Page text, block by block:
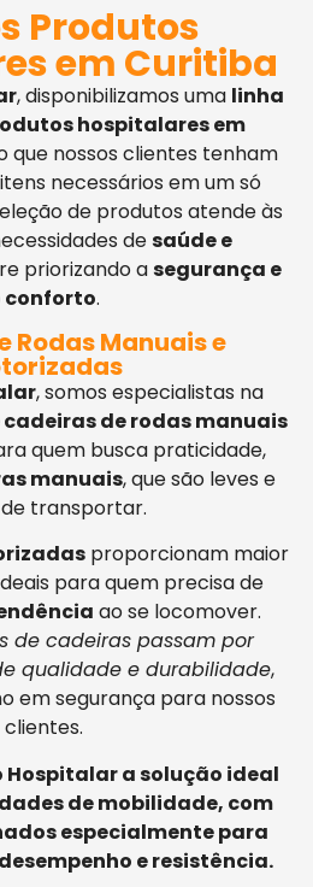
Produtos
em Curitiba
, disponibilizamos uma linha
hospitalares em
que nossos clientes tenham
necessários em um só
de produtos atende às
desaúde e
priorizando asegurança e
conforto.
Rodas Manuais e
, somos especialistas na
de rodas manuais
quem busca praticidade,
manuais, que são leves e
transportar.
proporcionam maior
para quem precisa de
ao se locomover.
de cadeiras passam por
qualidade e durabilidade,
em segurança para nossos
clientes.
Hospitalar a solução ideal
de mobilidade, com
especialmente para
e resistência.